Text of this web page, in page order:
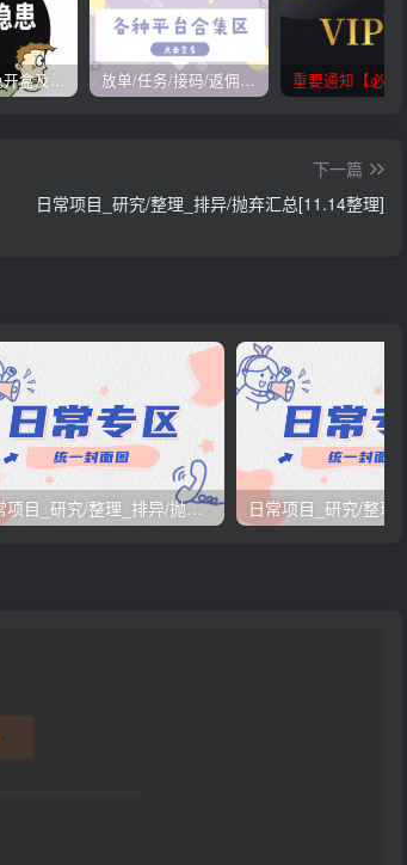
如何有效避免开盒及开盒流程 放单/任务/接码/返佣/平台/合集 重要通知【必看】
下一篇
日常项目_研究/整理_排异/抛弃汇总[11.14整理]
日常项目_研究/整理_排异/抛弃汇总[25.11.1-11.30整理]